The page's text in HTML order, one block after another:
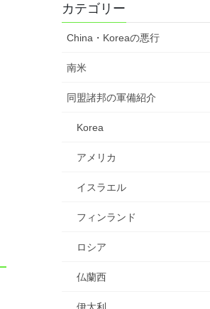
カテゴリー
China・Koreaの悪行
南米
同盟諸邦の軍備紹介
Korea
アメリカ
イスラエル
フィンランド
ロシア
仏蘭西